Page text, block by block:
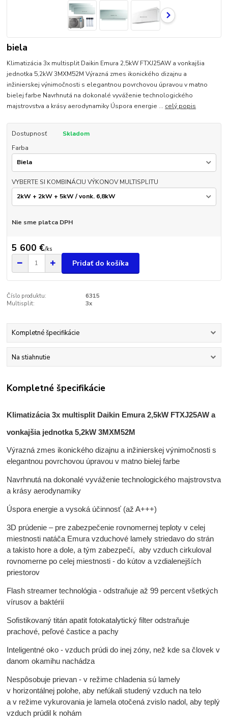
biela
Klimatizácia 3x multisplit Daikin Emura 2,5kW FTXJ25AW a vonkajšia
jednotka 5,2kW 3MXM52M Výrazná zmes ikonického dizajnu a
inžinierskej výnimočnosti s elegantnou povrchovou úpravou v matno
bielej farbe Navrhnutá na dokonalé vyváženie technologického
majstrovstva a krásy aerodynamiky Úspora energie ... celý popis
Dostupnosť
Skladom
Farba
VYBERTE SI KOMBINÁCIU VÝKONOV MULTISPLITU
Nie sme platca DPH
5 600 €/ks
Pridať do košíka
Číslo produktu:
6315
Multisplit:
3x
Kompletné špecifikácie
Na stiahnutie
Kompletné špecifikácie
Klimatizácia 3x multisplit Daikin Emura 2,5kW FTXJ25AW a
vonkajšia jednotka 5,2kW 3MXM52M
Výrazná zmes ikonického dizajnu a inžinierskej výnimočnosti s
elegantnou povrchovou úpravou v matno bielej farbe
Navrhnutá na dokonalé vyváženie technologického majstrovstva
a krásy aerodynamiky
Úspora energie a vysoká účinnosť (až A+++)
3D prúdenie – pre zabezpečenie rovnomernej teploty v celej
miestnosti natáča Emura vzduchové lamely striedavo do strán
a takisto hore a dole, a tým zabezpečí, aby vzduch cirkuloval
rovnomerne po celej miestnosti - do kútov a vzdialenejších
priestorov
Flash streamer technológia - odstraňuje až 99 percent všetkých
vírusov a baktérií
Sofistikovaný titán apatit fotokatalytický filter odstraňuje
prachové, peľové častice a pachy
Inteligentné oko - vzduch prúdi do inej zóny, než kde sa človek v
danom okamihu nachádza
Nespôsobuje prievan - v režime chladenia sú lamely
v horizontálnej polohe, aby nefúkali studený vzduch na telo
a v režime vykurovania je lamela otočená zvislo nadol, aby teplý
vzduch prúdil k nohám